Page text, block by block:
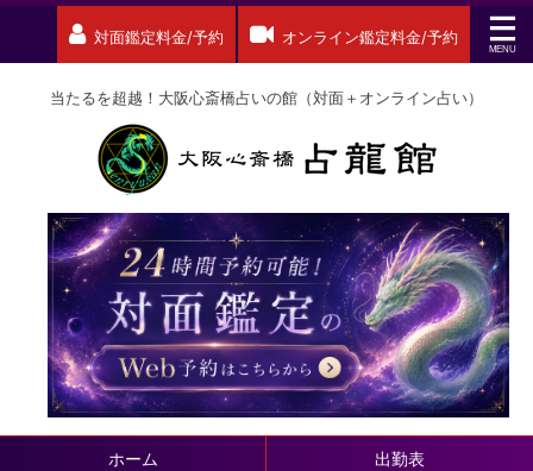
対面鑑定料金/予約 オンライン鑑定料金/予約
当たるを超越！大阪心斎橋占いの館（対面＋オンライン占い）
ホーム 出勤表